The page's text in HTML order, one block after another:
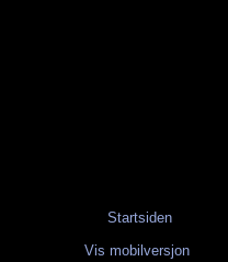
Startsiden
Vis mobilversjon